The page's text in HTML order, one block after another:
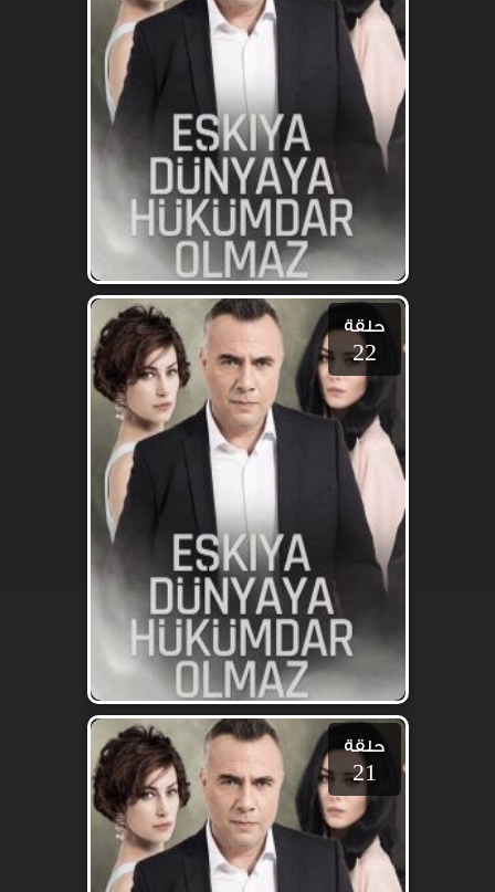
حلقة
22
حلقة
21